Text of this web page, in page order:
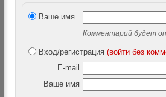
Ваше имя
Комментарий будет
Вход/регистрация (войти без
E-mail
Ваше имя